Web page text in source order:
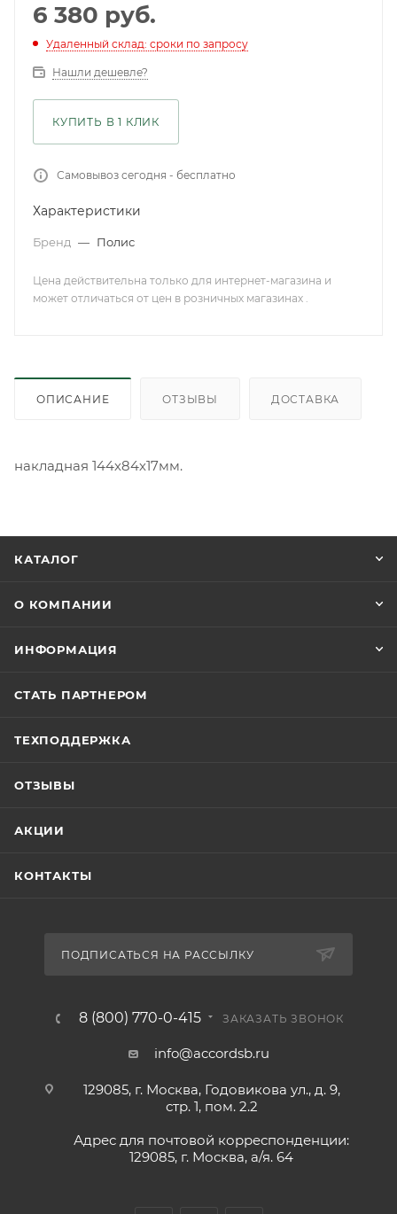
6 380 руб.
Удаленный склад: сроки по запросу
Нашли дешевле?
КУПИТЬ В 1 КЛИК
Самовывоз сегодня - бесплатно
Характеристики
Бренд — Полис
Цена действительна только для интернет-магазина и
может отличаться от цен в розничных магазинах .
ОПИСАНИЕ ОТЗЫВЫ ДОСТАВКА
накладная 144х84х17мм.
КАТАЛОГ
О КОМПАНИИ
ИНФОРМАЦИЯ
СТАТЬ ПАРТНЕРОМ
ТЕХПОДДЕРЖКА
ОТЗЫВЫ
АКЦИИ
КОНТАКТЫ
ПОДПИСАТЬСЯ НА РАССЫЛКУ
8 (800) 770-0-415 ЗАКАЗАТЬ ЗВОНОК
info@accordsb.ru
129085, г. Москва, Годовикова ул., д. 9,
стр. 1, пом. 2.2
Адрес для почтовой корреспонденции:
129085, г. Москва, а/я. 64